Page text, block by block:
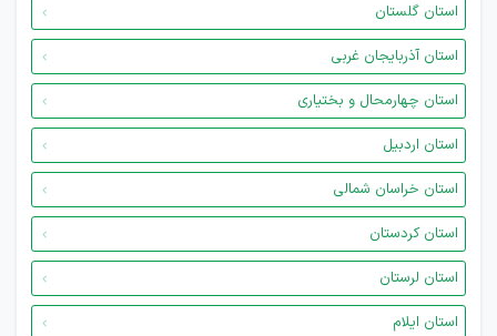
استان گلستان
استان آذربایجان غربی
استان چهارمحال و بختیاری
استان اردبیل
استان خراسان شمالی
استان کردستان
استان لرستان
استان ایلام